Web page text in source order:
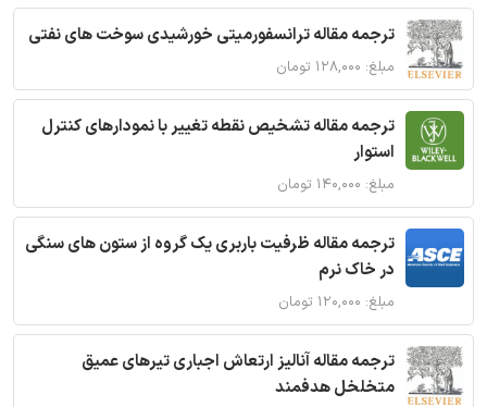
ترجمه مقاله ترانسفورمیتی خورشیدی سوخت های نفتی
مبلغ: ۱۲۸,۰۰۰ تومان
ترجمه مقاله تشخیص نقطه تغییر با نمودارهای کنترل
استوار
مبلغ: ۱۴۰,۰۰۰ تومان
ترجمه مقاله ظرفیت باربری یک گروه از ستون های سنگی
در خاک نرم
مبلغ: ۱۲۰,۰۰۰ تومان
ترجمه مقاله آنالیز ارتعاش اجباری تیرهای عمیق
متخلخل هدفمند